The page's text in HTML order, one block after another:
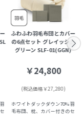
ふわふわ羽毛布団とカバー
の6点セット グレイッシュ
グリーン SLF-01(GGN)
￥24,800
(税込価格￥27,280)
ホワイトダックダウン70% 羽
毛布団、枕、カバー付きのセ